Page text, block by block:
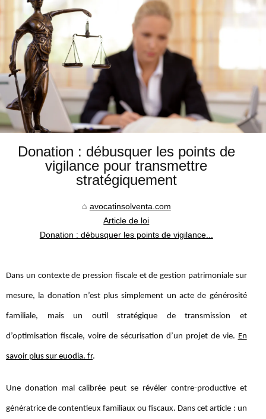
Donation : débusquer les points de
vigilance pour transmettre
stratégiquement
avocatinsolventa.com
Article de loi
Donation : débusquer les points de vigilance...
Dans un contexte de pression fiscale et de gestion patrimoniale sur
mesure, la donation n’est plus simplement un acte de générosité
familiale, mais un outil stratégique de transmission et
d’optimisation fiscale, voire de sécurisation d’un projet de vie. En
savoir plus sur euodia. fr.
Une donation mal calibrée peut se révéler contre-productive et
génératrice de contentieux familiaux ou fiscaux. Dans cet article : un